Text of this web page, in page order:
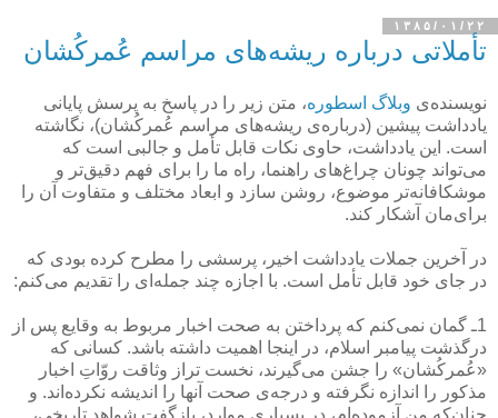
۱۳۸۵/۰۱/۲۲
تأملاتی درباره ریشه‌های مراسم عُمركُشان
نویسنده‌ی وبلاگ اسطوره، متن زیر را در پاسخ به پرسش پایانی
یادداشت پیشین (درباره‌ی ریشه‌های مراسم عُمركُشان)، نگاشته
است. این یادداشت، حاوی نكات قابل تأمل و جالبی است كه
می‌تواند چونان چراغ‌های راهنما، راه ما را برای فهم دقیق‌تر و
موشكافانه‌تر موضوع، روشن سازد و ابعاد مختلف و متفاوت آن را
برای‌مان آشكار كند.
در آخرین جملات یادداشت اخیر، پرسشی را مطرح كرده بودی كه
در جای خود قابل تأمل است. با اجازه چند جمله‌ای را تقدیم می‌كنم:
1ـ گمان نمی‌كنم كه پرداختن به صحت اخبار مربوط به وقایع پس از
درگذشت پیامبر اسلام، در اینجا اهمیت داشته باشد. كسانی ‌كه
«عُمركُشان» را جشن می‌گیرند، نخست تراز وثاقت روّاتِ اخبار
مذكور را اندازه نگرفته‌ و درجه‌ی صحت آنها را اندیشه نكرده‌اند. و